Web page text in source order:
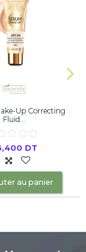
Up Correcting
Fluid...
DT
au panier